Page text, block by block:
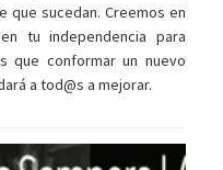
que sucedan. Creemos en
tu independencia para
que conformar un nuevo
a tod@s a mejorar.